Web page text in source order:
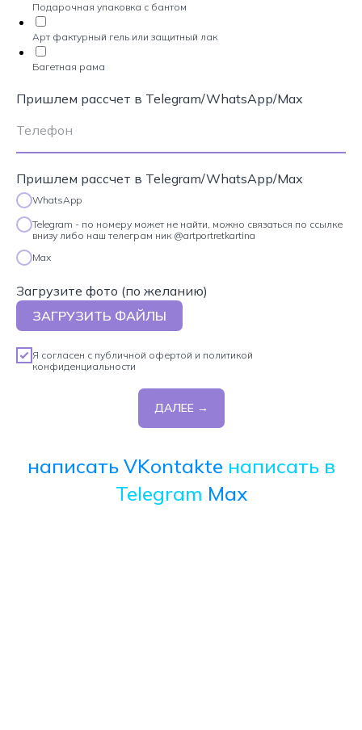
Подарочная упаковка с бантом
Арт фактурный гель или защитный лак
Багетная рама
Пришлем рассчет в Telegram/WhatsApp/Max
Пришлем рассчет в Telegram/WhatsApp/Max
WhatsApp
Telegram - по номеру может не найти, можно связаться по ссылке
внизу либо наш телеграм ник @artportretkartina
Max
Загрузите фото (по желанию)
ЗАГРУЗИТЬ ФАЙЛЫ
Я согласен с публичной офертой и политикой
конфиденциальности
ДАЛЕЕ →
написать VKontakte написать в
Telegram Max